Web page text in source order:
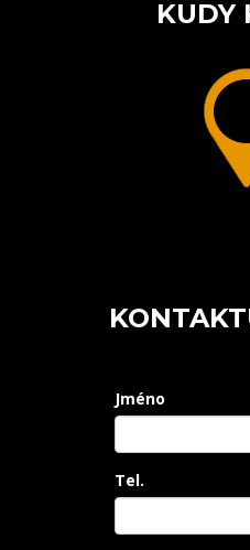
KUDY
Jméno
Tel.